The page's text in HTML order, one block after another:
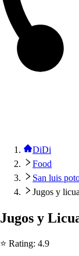
DiDi
Food
San luis
Jugos y
Jugos y
⭐ Rating: 4.9